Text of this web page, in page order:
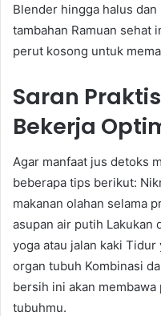
Blender hingga halus
tambahan Ramuan sehat
perut kosong untuk
Saran
Bekerja
Agar manfaat jus detoks
beberapa tips berikut:
makanan olahan selama
asupan air putih Lakukan
yoga atau jalan kaki
organ tubuh Kombinasi
bersih ini akan
tubuhmu.